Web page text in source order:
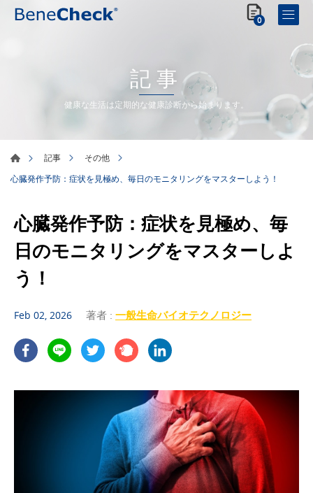
0
記事
健康な生活は定期的な健康診断から始まります。
記事
その他
心臓発作予防：症状を見極め、毎日のモニタリングをマスターしよう！
心臓発作予防：症状を見極め、毎
日のモニタリングをマスターしよ
う！
Feb 02, 2026 著者 : 一般生命バイオテクノロジー